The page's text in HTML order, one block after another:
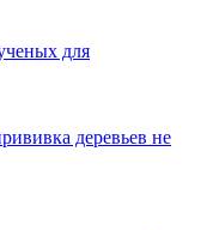
для
деревьев не